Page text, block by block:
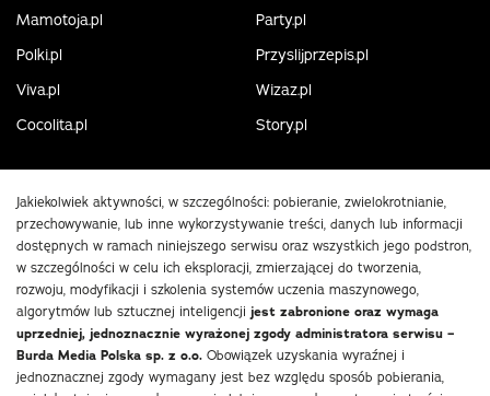
Mamotoja.pl
Party.pl
Polki.pl
Przyslijprzepis.pl
Viva.pl
Wizaz.pl
Cocolita.pl
Story.pl
Jakiekolwiek aktywności, w szczególności: pobieranie, zwielokrotnianie,
przechowywanie, lub inne wykorzystywanie treści, danych lub informacji
dostępnych w ramach niniejszego serwisu oraz wszystkich jego podstron,
w szczególności w celu ich eksploracji, zmierzającej do tworzenia,
rozwoju, modyfikacji i szkolenia systemów uczenia maszynowego,
algorytmów lub sztucznej inteligencji jest zabronione oraz wymaga
uprzedniej, jednoznacznie wyrażonej zgody administratora serwisu –
Burda Media Polska sp. z o.o. Obowiązek uzyskania wyraźnej i
jednoznacznej zgody wymagany jest bez względu sposób pobierania,